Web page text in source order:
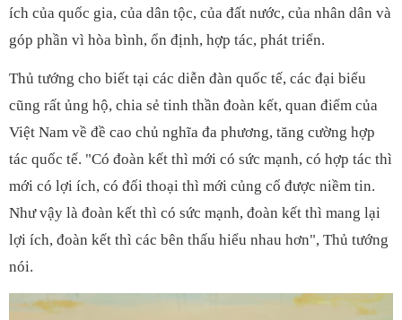
ích của quốc gia, của dân tộc, của đất nước, của nhân dân và
góp phần vì hòa bình, ổn định, hợp tác, phát triển.
Thủ tướng cho biết tại các diễn đàn quốc tế, các đại biểu
cũng rất ủng hộ, chia sẻ tinh thần đoàn kết, quan điểm của
Việt Nam về đề cao chủ nghĩa đa phương, tăng cường hợp
tác quốc tế. "Có đoàn kết thì mới có sức mạnh, có hợp tác thì
mới có lợi ích, có đối thoại thì mới củng cố được niềm tin.
Như vậy là đoàn kết thì có sức mạnh, đoàn kết thì mang lại
lợi ích, đoàn kết thì các bên thấu hiểu nhau hơn", Thủ tướng
nói.